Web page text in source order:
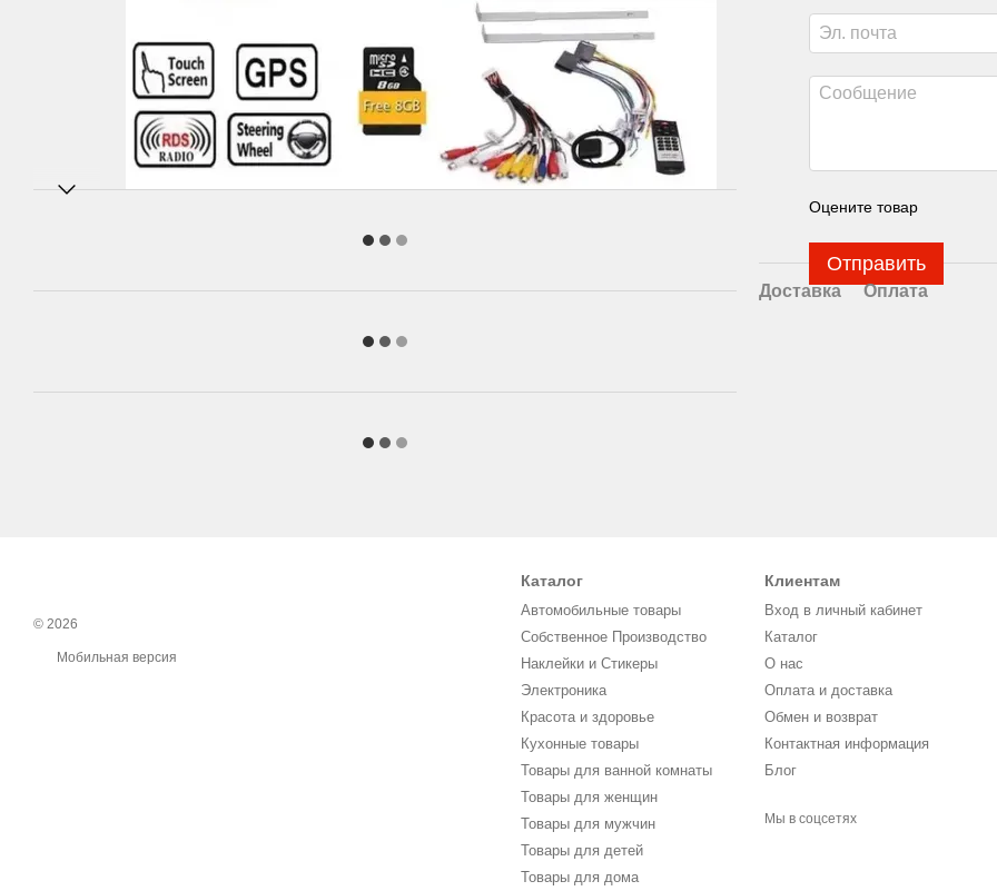
Оцените товар
Отправить
Доставка Оплата
© 2026
Мобильная версия
Каталог
Автомобильные товары
Собственное Производство
Наклейки и Стикеры
Электроника
Красота и здоровье
Кухонные товары
Товары для ванной комнаты
Товары для женщин
Товары для мужчин
Товары для детей
Товары для дома
Клиентам
Вход в личный кабинет
Каталог
О нас
Оплата и доставка
Обмен и возврат
Контактная информация
Блог
Мы в соцсетях